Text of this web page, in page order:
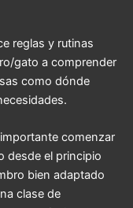
reglas y rutinas
gato a comprender
como dónde
comenzar
desde el principio
bien adaptado
clase de